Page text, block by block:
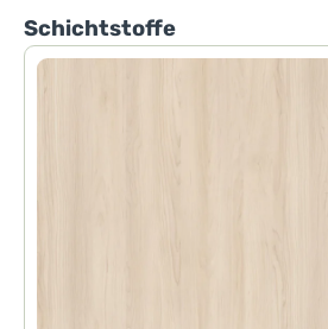
Produktgalerie überspringen
Schichtstoffe